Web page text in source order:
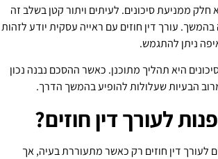
ממניעת סיכונים. לעיתים ויתור קטן בשלב זה
בהמשך. עורך דין חוזים עם ראייה עסקית יודע לזהות
ניתן להתגמש.
היא תהליך מתוכנן. כאשר ההסכם נבנה נכון
הבעיות שעלולות להופיע בהמשך הדרך.
לעורך דין חוזים?
לעורך דין חוזים רק כאשר מתעוררת בעיה, אך